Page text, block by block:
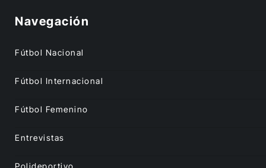
Navegación
Fútbol Nacional
Fútbol Internacional
Fútbol Femenino
Entrevistas
Polideportivo